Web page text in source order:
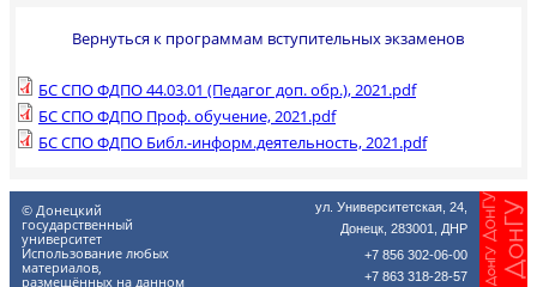
Вернуться к программам вступительных экзаменов
БС СПО ФДПО 44.03.01 (Педагог доп. обр.), 2021.pdf
БС СПО ФДПО Проф. обучение, 2021.pdf
БС СПО ФДПО Библ.-информ.деятельность, 2021.pdf
ул. Университетская, 24,
Донецк, 283001, ДНР
+7 856 302-06-00
+7 863 318-28-57
© Донецкий
государственный
университет
Использование любых
материалов,
размещённых на данном